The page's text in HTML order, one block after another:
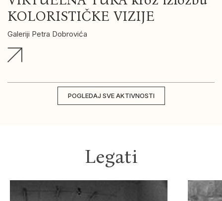
KOLORISTIČKE VIZIJE
Galeriji Petra Dobrovića
POGLEDAJ SVE AKTIVNOSTI
Legati